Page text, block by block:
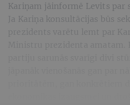
Kariņam jāinformē Levits par
Ja Kariņa konsultācijas būs
prezidents varētu lemt par